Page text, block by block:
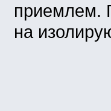
приемлем.
на